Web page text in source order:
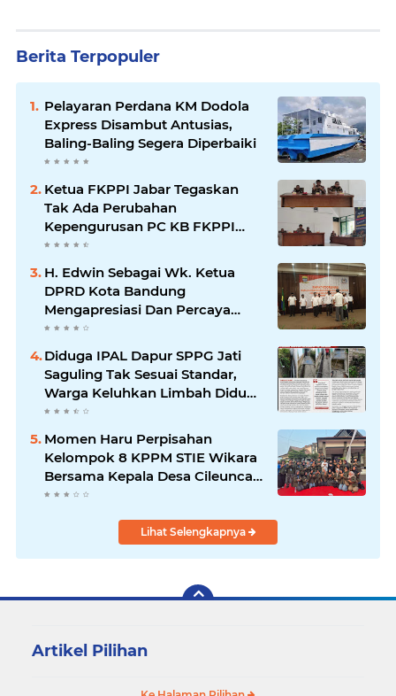
Berita Terpopuler
Pelayaran Perdana KM Dodola
Express Disambut Antusias,
Baling-Baling Segera Diperbaiki
Ketua FKPPI Jabar Tegaskan
Tak Ada Perubahan
Kepengurusan PC KB FKPPI
Sumedang, Ketua Cabang
Diminta Segera Konsolidasi
H. Edwin Sebagai Wk. Ketua
DPRD Kota Bandung
Mengapresiasi Dan Percaya
Penuh Kepada Kepemimpinan
Merdi Hajiji Sebagai ketua DPD
Lpm Kota Bandung Periode
2021-2026
Diduga IPAL Dapur SPPG Jati
Saguling Tak Sesuai Standar,
Warga Keluhkan Limbah Diduga
Mengalir ke Sungai
Momen Haru Perpisahan
Kelompok 8 KPPM STIE Wikara
Bersama Kepala Desa Cileunca
di Kecamatan Bojong
Lihat Selengkapnya
Artikel Pilihan